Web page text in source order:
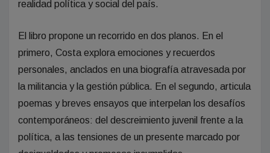
realidad política y social del país.
El libro propone un recorrido en dos planos. En el
primero, Costa explora emociones y recuerdos
personales, anclados en una biografía atravesada por
la militancia y la gestión pública. En el segundo, articula
poemas y breves ensayos que interpelan los desafíos
contemporáneos: del descreimiento juvenil frente a la
política, a las tensiones de un presente marcado por